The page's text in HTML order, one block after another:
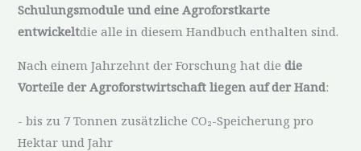
Schulungsmodule und eine Agroforstkarte
entwickeltdie alle in diesem Handbuch enthalten sind.
Nach einem Jahrzehnt der Forschung hat diedie
Vorteile der Agroforstwirtschaft liegen auf der Hand:
- bis zu 7 Tonnen zusätzliche CO₂-Speicherung pro
Hektar und Jahr